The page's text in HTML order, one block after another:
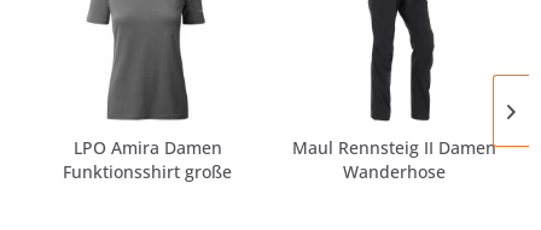
LPO Amira Damen
Funktionsshirt große
Maul Rennsteig II Damen
Wanderhose